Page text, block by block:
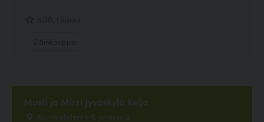
Musti ja Mirri Jyväskylä Keljo
Kylmälahdentie 6, Jyväskylä